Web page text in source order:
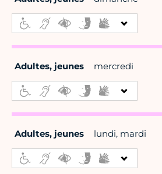
Adultes, jeunes mercredi
Adultes, jeunes lundi, mardi